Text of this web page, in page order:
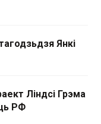
Янкі
Ліндсі Грэма
РФ